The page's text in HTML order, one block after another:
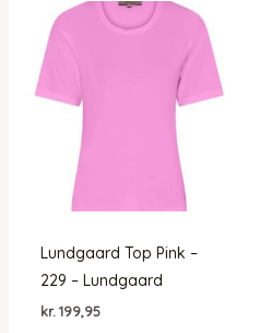
Lundgaard Top Pink –
229 – Lundgaard
kr. 199,95